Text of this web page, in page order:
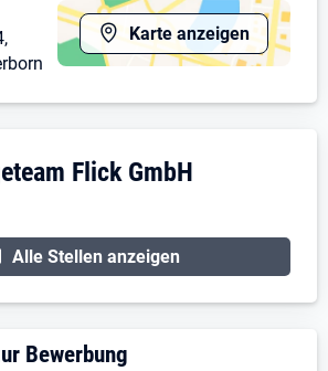
Karte anzeigen
Cardia
Flick GmbH
Alle Stellen anzeigen
Bewerbung